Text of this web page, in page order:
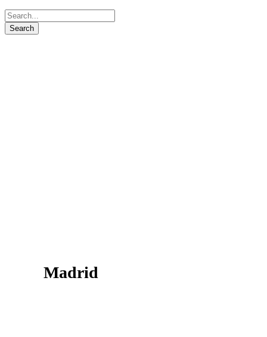
Madrid